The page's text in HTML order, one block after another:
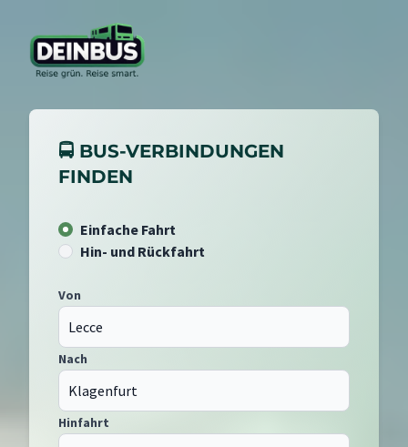
🚍 BUS-VERBINDUNGEN
FINDEN
Einfache Fahrt
Hin- und Rückfahrt
Von
Nach
Hinfahrt